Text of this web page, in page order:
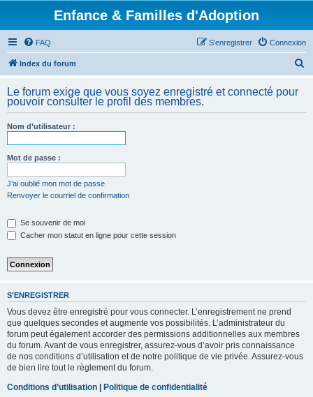
Enfance & Familles d'Adoption
FAQ Connexion
S’enregistrer
Index du forum
h
Le forum exige que vous soyez enregistré et connecté pour
pouvoir consulter le profil des membres.
Nom d’utilisateur :
Mot de passe :
J’ai oublié mon mot de passe
Renvoyer le courriel de confirmation
Se souvenir de moi
Cacher mon statut en ligne pour cette session
S’ENREGISTRER
Vous devez être enregistré pour vous connecter. L’enregistrement ne prend
que quelques secondes et augmente vos possibilités. L’administrateur du
forum peut également accorder des permissions additionnelles aux membres
du forum. Avant de vous enregistrer, assurez-vous d’avoir pris connaissance
de nos conditions d’utilisation et de notre politique de vie privée. Assurez-vous
de bien lire tout le règlement du forum.
Conditions d’utilisation | Politique de confidentialité